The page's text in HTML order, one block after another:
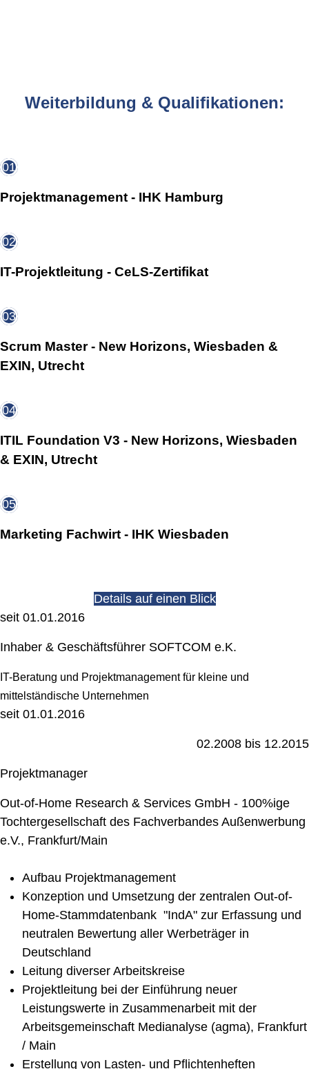
Weiterbildung & Qualifikationen:
01
Projektmanagement - IHK Hamburg
02
IT-Projektleitung - CeLS-Zertifikat
03
Scrum Master - New Horizons, Wiesbaden &
EXIN, Utrecht
04
ITIL Foundation V3 - New Horizons, Wiesbaden
& EXIN, Utrecht
05
Marketing Fachwirt - IHK Wiesbaden
Details auf einen Blick
seit 01.01.2016
Inhaber & Geschäftsführer SOFTCOM e.K.
IT-Beratung und Projektmanagement für kleine und
mittelständische Unternehmen
seit 01.01.2016
02.2008 bis 12.2015
Projektmanager
Out-of-Home Research & Services GmbH - 100%ige
Tochtergesellschaft des Fachverbandes Außenwerbung
e.V., Frankfurt/Main
Aufbau Projektmanagement
Konzeption und Umsetzung der zentralen Out-of-
Home-Stammdatenbank "IndA" zur Erfassung und
neutralen Bewertung aller Werbeträger in
Deutschland
Leitung diverser Arbeitskreise
Projektleitung bei der Einführung neuer
Leistungswerte in Zusammenarbeit mit der
Arbeitsgemeinschaft Medianalyse (agma), Frankfurt
/ Main
Erstellung von Lasten- und Pflichtenheften